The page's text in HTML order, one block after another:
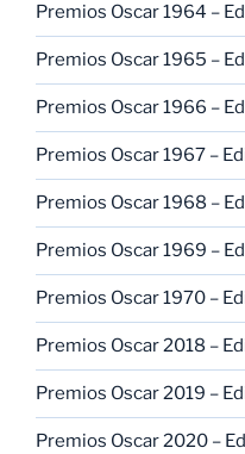
Premios Oscar 1964 –
Premios Oscar 1965 –
Premios Oscar 1966 –
Premios Oscar 1967 –
Premios Oscar 1968 –
Premios Oscar 1969 –
Premios Oscar 1970 –
Premios Oscar 2018 –
Premios Oscar 2019 –
Premios Oscar 2020 –